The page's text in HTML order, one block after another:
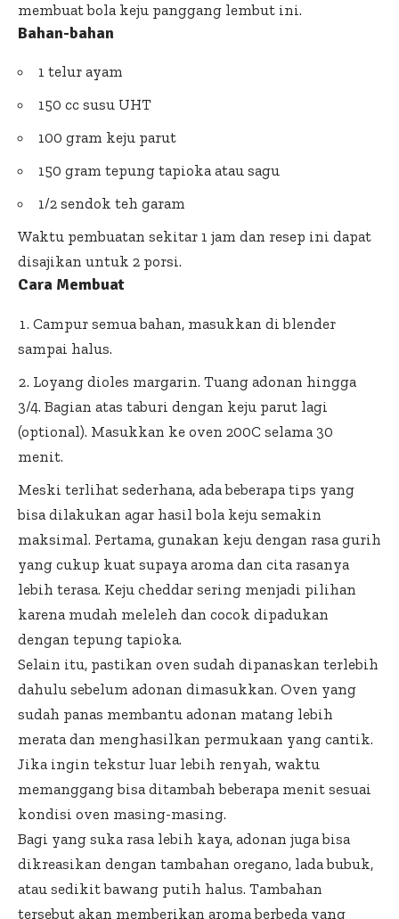
membuat bola keju panggang lembut ini.
Bahan-bahan
1 telur ayam
150 cc susu UHT
100 gram keju parut
150 gram tepung tapioka atau sagu
1/2 sendok teh garam
Waktu pembuatan sekitar 1 jam dan resep ini dapat
disajikan untuk 2 porsi.
Cara Membuat
Campur semua bahan, masukkan di blender
sampai halus.
Loyang dioles margarin. Tuang adonan hingga
3/4. Bagian atas taburi dengan keju parut lagi
(optional). Masukkan ke oven 200C selama 30
menit.
Meski terlihat sederhana, ada beberapa tips yang
bisa dilakukan agar hasil bola keju semakin
maksimal. Pertama, gunakan keju dengan rasa gurih
yang cukup kuat supaya aroma dan cita rasanya
lebih terasa. Keju cheddar sering menjadi pilihan
karena mudah meleleh dan cocok dipadukan
dengan tepung tapioka.
Selain itu, pastikan oven sudah dipanaskan terlebih
dahulu sebelum adonan dimasukkan. Oven yang
sudah panas membantu adonan matang lebih
merata dan menghasilkan permukaan yang cantik.
Jika ingin tekstur luar lebih renyah, waktu
memanggang bisa ditambah beberapa menit sesuai
kondisi oven masing-masing.
Bagi yang suka rasa lebih kaya, adonan juga bisa
dikreasikan dengan tambahan oregano, lada bubuk,
atau sedikit bawang putih halus. Tambahan
tersebut akan memberikan aroma berbeda yang